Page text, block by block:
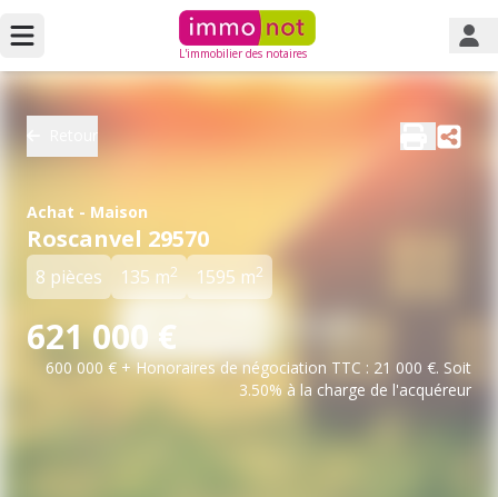
L'immobilier des notaires
Achat - Maison
Roscanvel 29570
8 pièces 135 m2 1595 m2
621 000 €
600 000 € + Honoraires de négociation TTC : 21 000 €. Soit
3.50% à la charge de l'acquéreur